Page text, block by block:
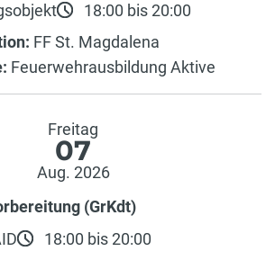
18:00 bis 20:00
FF St. Magdalena
Feuerwehrausbildung Aktive
Freitag
07
Aug. 2026
(GrKdt)
18:00 bis 20:00